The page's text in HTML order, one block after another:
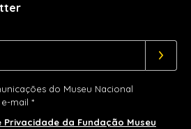
do Museu Nacional
mail *
Privacidade da Fundação Museu